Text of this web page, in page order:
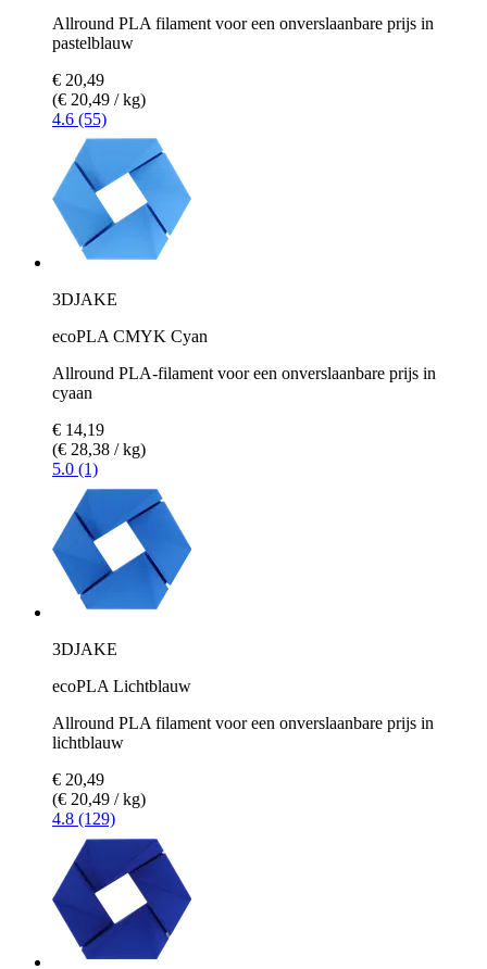
Allround PLA filament voor een onverslaanbare prijs in
pastelblauw
€ 20,49
(€ 20,49 / kg)
4.6 (55)
3DJAKE
ecoPLA CMYK Cyan
Allround PLA-filament voor een onverslaanbare prijs in
cyaan
€ 14,19
(€ 28,38 / kg)
5.0 (1)
3DJAKE
ecoPLA Lichtblauw
Allround PLA filament voor een onverslaanbare prijs in
lichtblauw
€ 20,49
(€ 20,49 / kg)
4.8 (129)